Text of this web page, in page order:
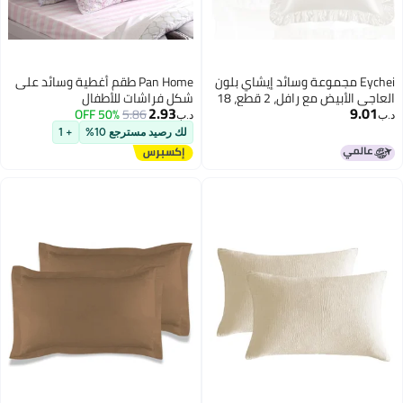
Eychei مجموعة وسائد إيشاي بلون
العاجي الأبيض مع رافل، 2 قطع، 18
× 18 بوصة، أغطية وسائد ساتين مع
مع إغلاق مغلف، مضاد
للكنبة والسرير
9.01
Pan Home طقم أغطية وسائد على
شكل فراشات للأطفال
د.ب‏2.93
5.86
50% OFF
لك رصيد مسترجع 10%